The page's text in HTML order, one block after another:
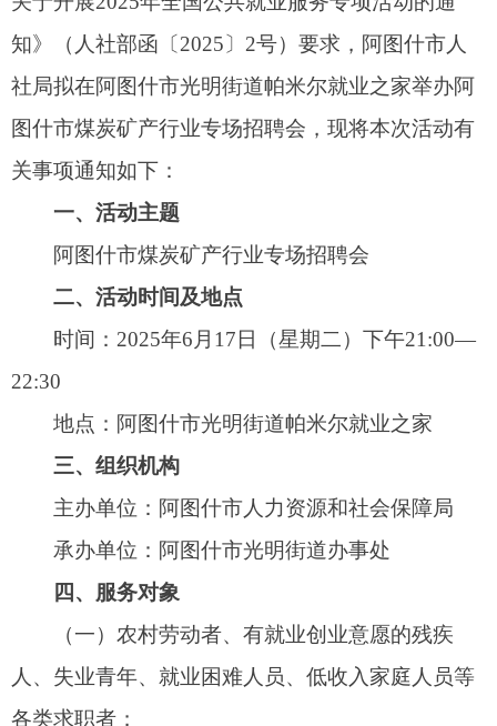
阿图什市煤炭矿产行业专场招聘会
二、活动时间及地点
时间：2025年6月17日（星期二）下午21:00—
22:30
三、组织机构
主办单位：阿图什市人力资源和社会保障局
承办单位：阿图什市光明街道办事处
四、服务对象
（一）农村劳动者、有就业创业意愿的残疾
（二）有用人需求的各类单位。
四、招聘方式
本次招聘线上、线下同步进行。欢迎广大求职
者和用人单位扫描二维码预约、报名参会。
联系人：热孜瓦古·艾比不拉
电话：0908—4232599